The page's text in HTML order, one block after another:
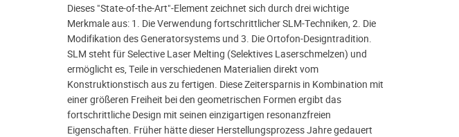
Dieses "State-of-the-Art"-Element zeichnet sich durch drei wichtige
Merkmale aus: 1. Die Verwendung fortschrittlicher SLM-Techniken, 2. Die
Modifikation des Generatorsystems und 3. Die Ortofon-Designtradition.
SLM steht für Selective Laser Melting (Selektives Laserschmelzen) und
ermöglicht es, Teile in verschiedenen Materialien direkt vom
Konstruktionstisch aus zu fertigen. Diese Zeitersparnis in Kombination mit
einer größeren Freiheit bei den geometrischen Formen ergibt das
fortschrittliche Design mit seinen einzigartigen resonanzfreien
Eigenschaften. Früher hätte dieser Herstellungsprozess Jahre gedauert